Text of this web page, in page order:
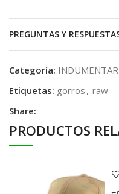
PREGUNTAS Y
Categoría:
Etiquetas: gorros , raw
Share:
PRODUCTOS